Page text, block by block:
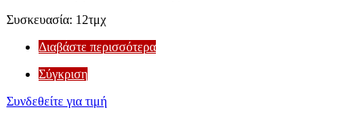
Συσκευασία: 12τμχ
Διαβάστε περισσότερα
Σύγκριση
Συνδεθείτε για τιμή